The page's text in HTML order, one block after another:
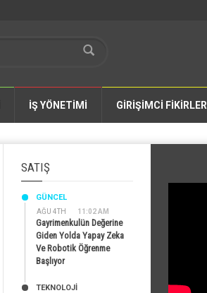
İŞ YÖNETİMİ GİRİŞİMCİ FİKİRLER
SATIŞ
AĞU 4TH 11:02 AM
GÜNCEL
Gayrimenkulün Değerine
Giden Yolda Yapay Zeka
Ve Robotik Öğrenme
Başlıyor
TEKNOLOJİ